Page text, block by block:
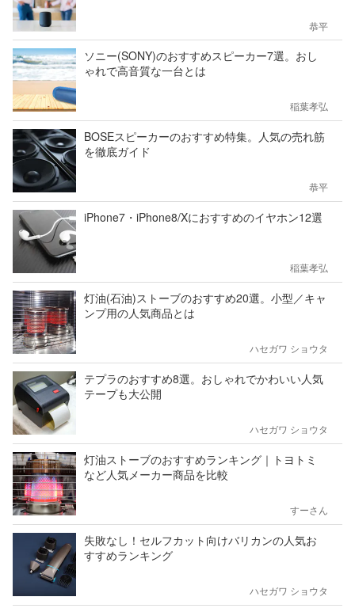
恭平
ソニー(SONY)のおすすめスピーカー7選。おし
ゃれで高音質な一台とは
稲葉孝弘
BOSEスピーカーのおすすめ特集。人気の売れ筋
を徹底ガイド
恭平
iPhone7・iPhone8/Xにおすすめのイヤホン12選
稲葉孝弘
灯油(石油)ストーブのおすすめ20選。小型／キャ
ンプ用の人気商品とは
ハセガワ ショウタ
テプラのおすすめ8選。おしゃれでかわいい人気
テープも大公開
ハセガワ ショウタ
灯油ストーブのおすすめランキング｜トヨトミ
など人気メーカー商品を比較
すーさん
失敗なし！セルフカット向けバリカンの人気お
すすめランキング
ハセガワ ショウタ